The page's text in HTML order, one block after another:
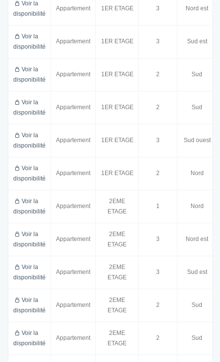
Voir la
disponibilité
Appartement 1ER ETAGE 3 Nord est
Voir la
disponibilité
Appartement 1ER ETAGE 3 Sud est
Voir la
disponibilité
Appartement 1ER ETAGE 2 Sud
Voir la
disponibilité
Appartement 1ER ETAGE 2 Sud
Voir la
disponibilité
Appartement 1ER ETAGE 3 Sud ouest
Voir la
disponibilité
Appartement 1ER ETAGE 2 Nord
Voir la
disponibilité
Appartement
2EME
ETAGE
1 Nord
Voir la
disponibilité
Appartement
2EME
ETAGE
3 Nord est
Voir la
disponibilité
Appartement
2EME
ETAGE
3 Sud est
Voir la
disponibilité
Appartement
2EME
ETAGE
2 Sud
Voir la
disponibilité
Appartement
2EME
ETAGE
2 Sud